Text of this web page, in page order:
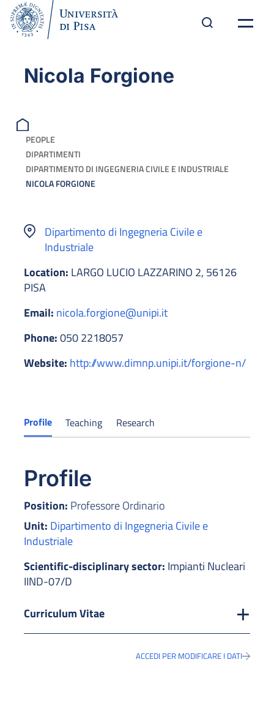
Nicola Forgione
PEOPLE
DIPARTIMENTI
DIPARTIMENTO DI INGEGNERIA CIVILE E INDUSTRIALE
NICOLA FORGIONE
Dipartimento di Ingegneria Civile e
Industriale
Location: LARGO LUCIO LAZZARINO 2, 56126
PISA
Email: nicola.forgione@unipi.it
Phone:050 2218057
Website: http://www.dimnp.unipi.it/forgione-n/
Profile Teaching Research
Profile
Position: Professore Ordinario
Unit: Dipartimento di Ingegneria Civile e
Industriale
Scientific-disciplinary sector: Impianti Nucleari
IIND-07/D
Curriculum Vitae
ACCEDI PER MODIFICARE I DATI